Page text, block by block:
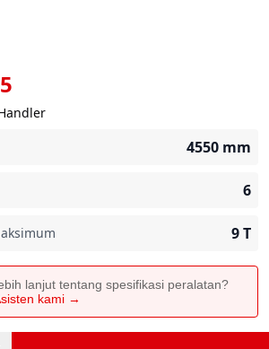
4550 mm
6
9T
lanjut tentang spesifikasi peralatan?
kami →